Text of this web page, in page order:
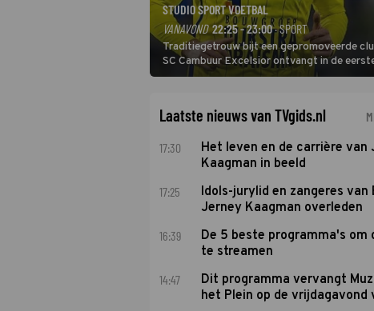
STUDIO SPORT VOETBAL
VANAVOND 22:25 - 23:00· SPORT
Traditiegetrouw bijt een gepromoveerde
SC Cambuur Excelsior ontvangt in de
De nieuwe oefenmeester is Johan Plat en
Laatste nieuws van TVgids.nl
17:30
Het leven en de carrière van
Kaagman in beeld
17:25
Idols-jurylid en zangeres van
Jerney Kaagman overleden
16:39
De 5 beste programma's om
te streamen
14:47
Dit programma vervangt
het Plein op de vrijdagavond